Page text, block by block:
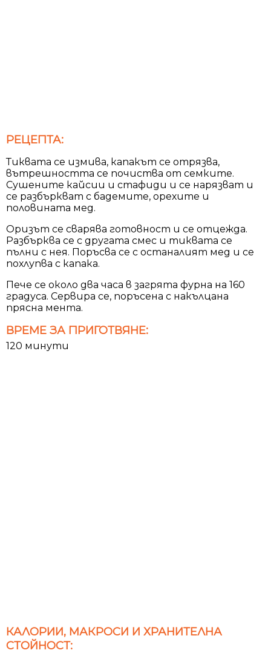
РЕЦЕПТА:
Тиквата се измива, капакът се отрязва,
вътрешността се почиства от семките.
Сушените кайсии и стафиди и се нарязват и
се разбъркват с бадемите, орехите и
половината мед.
Оризът се сварява готовност и се отцежда.
Разбърква се с другата смес и тиквата се
пълни с нея. Поръсва се с останалият мед и се
похлупва с капака.
Пече се около два часа в загрята фурна на 160
градуса. Сервира се, поръсена с накълцана
прясна мента.
ВРЕМЕ ЗА ПРИГОТВЯНЕ:
120 минути
КАЛОРИИ, МАКРОСИ И ХРАНИТЕЛНА
СТОЙНОСТ: